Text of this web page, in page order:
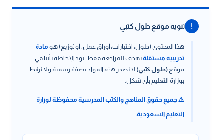
! تنويه موقع حلول كتبي
هذا المحتوى (حلول، اختبارات، أوراق عمل، أو توزيع) هو مادة
تدريبية مستقلةتهدف للمراجعة فقط. نود الإحاطة بأننا في
موقع (حلول كتبي) لا نصدر هذه المواد بصفة رسمية ولا نرتبط
بوزارة التعليم بأي شكل.
⚠️ جميع حقوق المناهج والكتب المدرسية محفوظة لوزارة
التعليم السعودية.